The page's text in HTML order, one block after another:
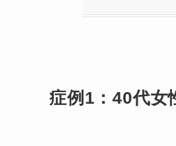
症例1：40代女